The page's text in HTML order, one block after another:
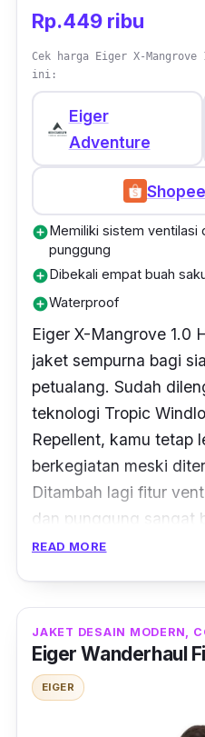
Rp.449 ribu
Cek harga Eiger X-
ini:
Eiger
Adventure
add_circle Memiliki sistem ventilasi
punggung
add_circle Dibekali empat buah
add_circleWaterproof
Eiger X-Mangrove 1.0
jaket sempurna bagi
petualang. Sudah
teknologi Tropic
Repellent, kamu tetap
berkegiatan meski
Ditambah lagi fitur
dan punggung sangat
nyaman, karena
resleting depan yang
Selain ujung bawah
jaket ini semakin apik
empat buah saku,
READ MORE
JAKET DESAIN MODERN,
Eiger Wanderhaul
EIGER